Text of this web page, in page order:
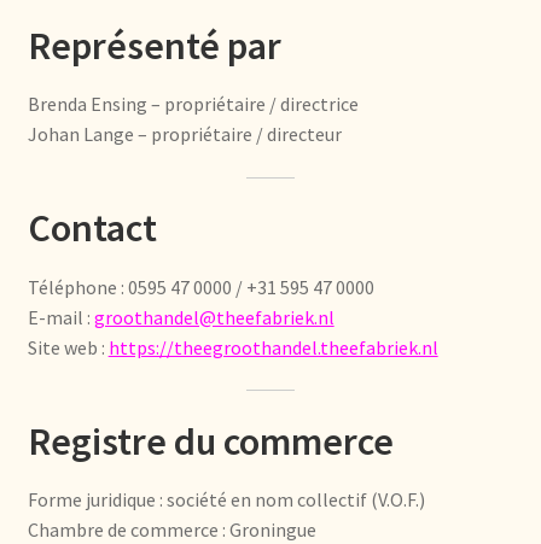
Allgemeine Geschäftsbedingungen
Assortiment
Aviso legal
Bestellung und Lieferzeit
Betalen en kortingen
Représenté par
Brenda Ensing – propriétaire / directrice
Johan Lange – propriétaire / directeur
Contact
Téléphone : 0595 47 0000 / +31 595 47 0000
E-mail : groothandel@theefabriek.nl
Site web : https://theegroothandel.theefabriek.nl
Registre du commerce
Forme juridique : société en nom collectif (V.O.F.)
Chambre de commerce : Groningue